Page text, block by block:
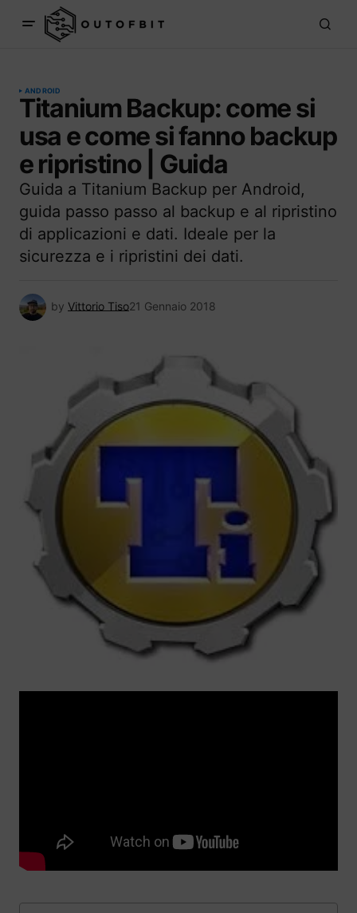
ANDROID
Titanium Backup: come si
usa e come si fanno backup
e ripristino | Guida
Guida a Titanium Backup per Android,
guida passo passo al backup e al ripristino
di applicazioni e dati. Ideale per la
sicurezza e i ripristini dei dati.
by Vittorio Tiso21 Gennaio 2018